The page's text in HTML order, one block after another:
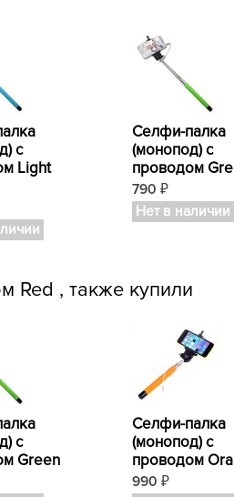
с
Light
Селфи-палка
(монопод) с
проводом
790 ₽
Нет в наличии
Red , также купили
с
Green
Селфи-палка
(монопод) с
проводом
990 ₽